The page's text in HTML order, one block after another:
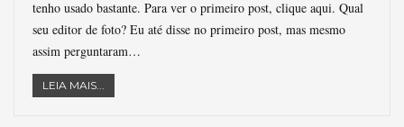
tenho usado bastante. Para ver o primeiro post, clique aqui. Qual
seu editor de foto? Eu até disse no primeiro post, mas mesmo
assim perguntaram…
LEIA MAIS...